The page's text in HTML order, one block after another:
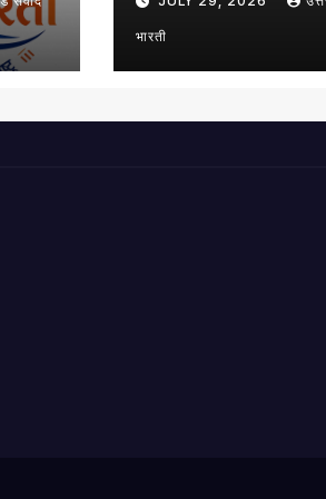
निर्देश
भारती